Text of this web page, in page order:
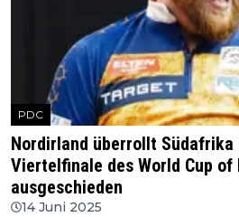
PDC
Nordirland überrollt
Viertelfinale des World Cup of
ausgeschieden
14 Juni 2025